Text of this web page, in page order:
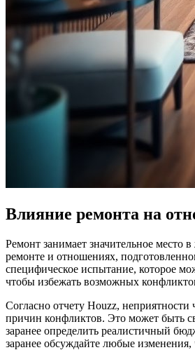
Влияние ремонта на
Ремонт занимает значительное место
ремонте и отношениях,
специфическое испытание, которое
чтобы избежать возможных
Согласно отчету Houzz,
причин конфликтов. Это может быть
заранее определить реалистичный
заранее обсуждайте любые